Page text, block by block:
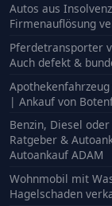
Autos aus
Firmenauflösung
Pferdetransporter
Auch defekt &
| Ankauf von
Benzin, Diesel
Ratgeber &
Autoankauf ADAM
Wohnmobil mit
Hagelschaden